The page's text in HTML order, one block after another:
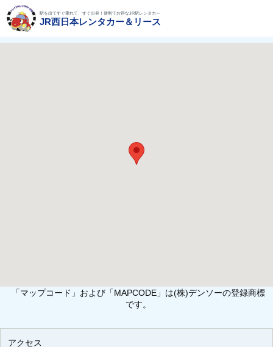
駅を出てすぐ乗れて、すぐ出発！便利でお得なJR駅レンタカー
JR西日本レンタカー＆リース
「マップコード」および「MAPCODE」は(株)デンソーの登録商標
です。
アクセス